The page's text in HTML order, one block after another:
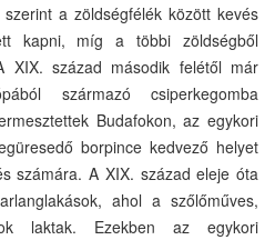
a zöldségfélék között kevés
kapni, míg a többi zöldségből
XIX. század második felétől már
származó csiperkegomba
Budafokon, az egykori
borpince kedvező helyet
számára. A XIX. század eleje óta
ahol a szőlőműves,
laktak. Ezekben az egykori